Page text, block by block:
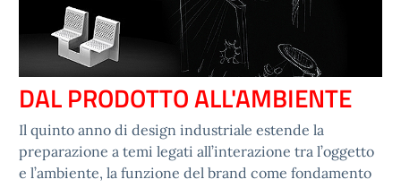
DAL PRODOTTO ALL'AMBIENTE
Il quinto anno di design industriale estende la
preparazione a temi legati all’interazione tra l’oggetto
e l’ambiente, la funzione del brand come fondamento